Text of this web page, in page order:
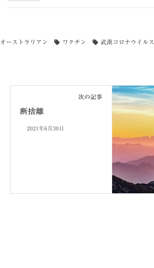
オーストラリアン ワクチン
武漢コロナウイルス
次の記事
断捨離
2021年6月30日